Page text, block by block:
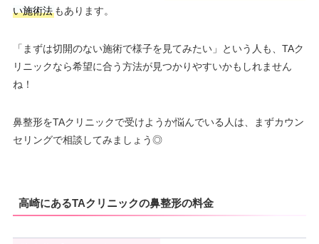
い施術法もあります。
「まずは切開のない施術で様子を見てみたい」という人も、TAク
リニックなら希望に合う方法が見つかりやすいかもしれません
ね！
鼻整形をTAクリニックで受けようか悩んでいる人は、まずカウン
セリングで相談してみましょう◎
高崎にあるTAクリニックの鼻整形の料金